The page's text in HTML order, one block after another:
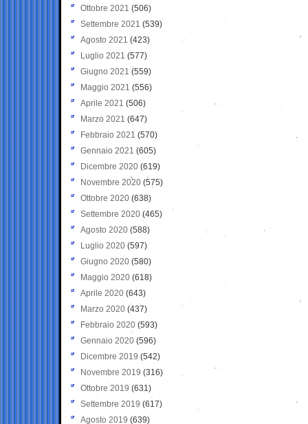
Ottobre 2021 (506)
Settembre 2021 (539)
Agosto 2021 (423)
Luglio 2021 (577)
Giugno 2021(559)
Maggio 2021 (556)
Aprile 2021 (506)
Marzo 2021 (647)
Febbraio 2021 (570)
Gennaio 2021 (605)
Dicembre 2020 (619)
Novembre 2020 (575)
Ottobre 2020 (638)
Settembre 2020(465)
Agosto 2020 (588)
Luglio 2020 (597)
Giugno 2020 (580)
Maggio 2020 (618)
Aprile 2020 (643)
Marzo 2020 (437)
Febbraio 2020 (593)
Gennaio 2020 (596)
Dicembre 2019 (542)
Novembre 2019 (316)
Ottobre 2019 (631)
Settembre 2019 (617)
Agosto 2019 (639)